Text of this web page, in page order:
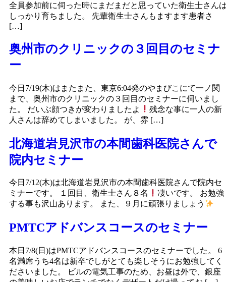
全員参加前に伺った時にまだまだと思っていた衛生士さん
しっかり育ちました。 先輩衛生士さんもますます患者さ
[…]
奥州市のクリニックの３回目のセミナ
ー
今日7/19(木)はまたまた、東京6:04発のやまびこにて一ノ関
まで、奥州市のクリニックの３回目のセミナーに伺いまし
た。 だいぶ顔つきが変わりましたよ
残念な事に一人の新
人さんは辞めてしまいました。 が、雰 […]
北海道岩見沢市の本間歯科医院さんで
院内セミナー
今日7/12(木)は北海道岩見沢市の本間歯科医院さんで院内セ
ミナーです。 １回目、衛生士さん８名
凄いです。 お勉強
する事も沢山あります。 また、９月に頑張りましょう
PMTCアドバンスコースのセミナー
本日7/8(日)はPMTCアドバンスコースのセミナーでした。 6
名満席うち4名は新卒でしがとても楽しそうにお勉強してく
ださいました。 ビルの電気工事のため、お昼は外で、銀座